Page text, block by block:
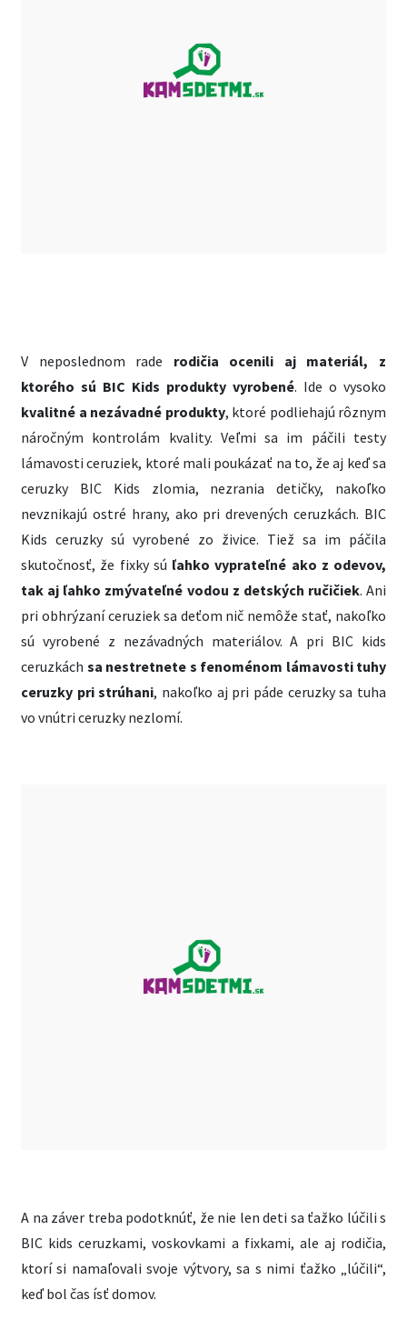
V neposlednom rade rodičia ocenili aj materiál, z
ktorého sú BIC Kids produkty vyrobené. Ide o vysoko
kvalitné a nezávadné produkty, ktoré podliehajú rôznym
náročným kontrolám kvality. Veľmi sa im páčili testy
lámavosti ceruziek, ktoré mali poukázať na to, že aj keď sa
ceruzky BIC Kids zlomia, nezrania detičky, nakoľko
nevznikajú ostré hrany, ako pri drevených ceruzkách. BIC
Kids ceruzky sú vyrobené zo živice. Tiež sa im páčila
skutočnosť, že fixky sú ľahko vyprateľné ako z odevov,
tak aj ľahko zmývateľné vodou z detských ručičiek. Ani
pri obhrýzaní ceruziek sa deťom nič nemôže stať, nakoľko
sú vyrobené z nezávadných materiálov. A pri BIC kids
ceruzkách sa nestretnete s fenoménom lámavosti tuhy
ceruzky pri strúhani, nakoľko aj pri páde ceruzky sa tuha
vo vnútri ceruzky nezlomí.
A na záver treba podotknúť, že nie len deti sa ťažko lúčili s
BIC kids ceruzkami, voskovkami a fixkami, ale aj rodičia,
ktorí si namaľovali svoje výtvory, sa s nimi ťažko „lúčili“,
keď bol čas ísť domov.